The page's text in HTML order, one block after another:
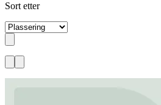
Sort etter